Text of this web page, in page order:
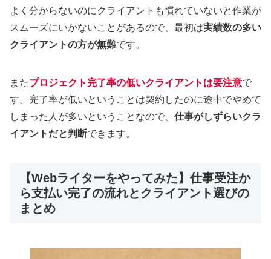
よく分からないのにクライアントも慣れていないと作業が
スムーズにいかないことがあるので、最初は実績数の多い
クライアントの方が無難です。
またプロジェクト完了率の低いクライアントは要注意で
す。完了率が低いということは契約したのに途中でやめて
しまった人が多いということなので、 仕事がしずらいクラ
イアントだと判断できます。
【Webライターをやってみた】仕事受注か
ら支払い完了の流れとクライアント選びの
まとめ